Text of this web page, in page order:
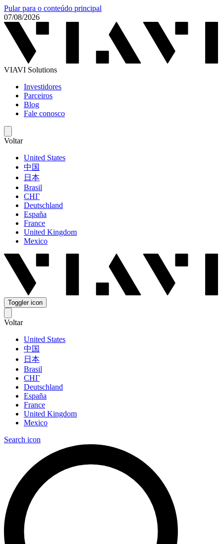
Pular para o conteúdo principal
07/08/2026
VIAVI Solutions
Investidores
Parceiros
Blog
Fale conosco
Voltar
United States
中国
日本
Brasil
СНГ
Deutschland
España
France
United Kingdom
Mexico
Toggler icon
Voltar
United States
中国
日本
Brasil
СНГ
Deutschland
España
France
United Kingdom
Mexico
Search icon